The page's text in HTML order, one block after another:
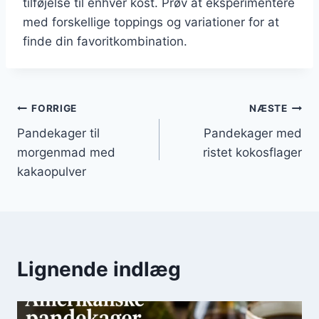
med forskellige toppings og variationer for at
finde din favoritkombination.
Indlægsnavigation
FORRIGE
Pandekager til
morgenmad med
kakaopulver
NÆSTE
Pandekager med
ristet kokosflager
Lignende indlæg